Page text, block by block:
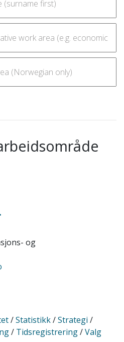
og
/Statistikk/Strategi /
/ Tidsregistrering/Valg